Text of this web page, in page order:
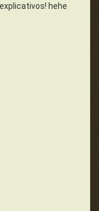
hehe